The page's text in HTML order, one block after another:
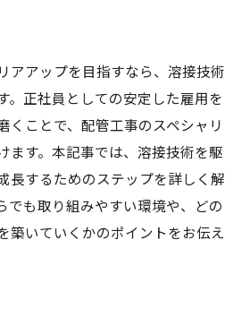
アアップを目指すなら、溶接技術
。正社員としての安定した雇用を
くことで、配管工事のスペシャリ
ます。本記事では、溶接技術を駆
長するためのステップを詳しく解
でも取り組みやすい環境や、どの
築いていくかのポイントをお伝え